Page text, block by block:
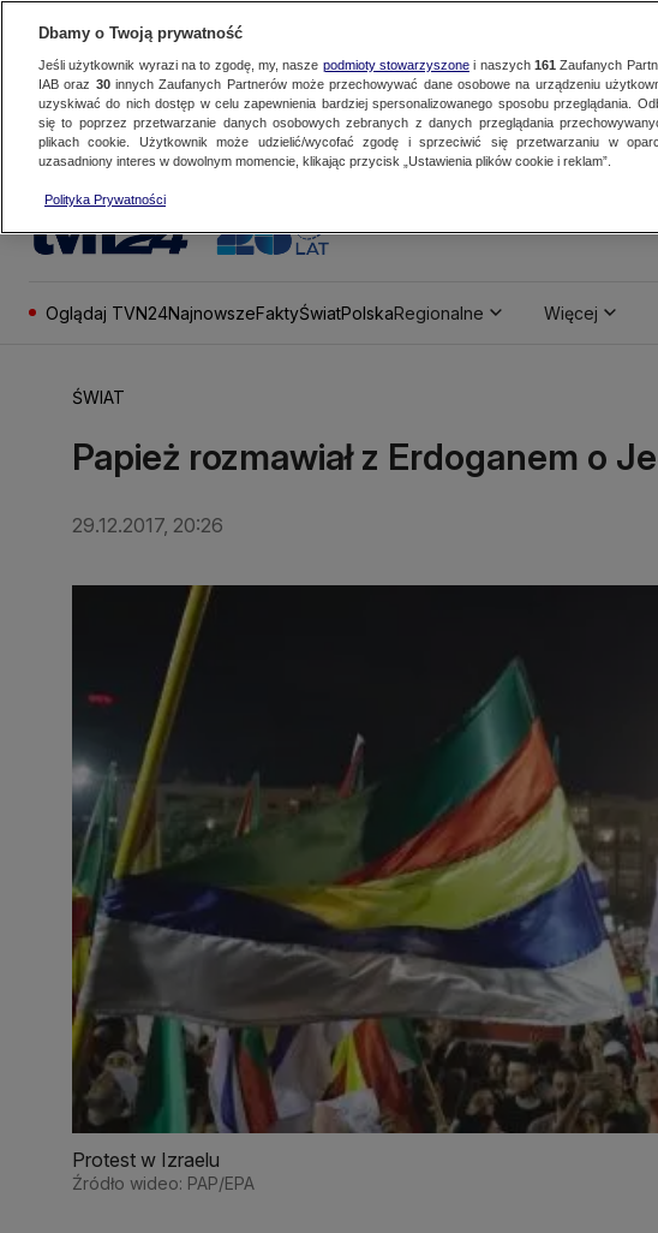
Oglądaj TVN24NajnowszeFaktyŚwiatPolskaRegionalne Więcej
ŚWIAT
Papież rozmawiał z Erdoganem o
29.12.2017, 20:26
Protest w Izraelu
Źródło wideo: PAP/EPA
Dbamy o Twoją prywatność
Jeśli użytkownik wyrazi na to zgodę, my, nasze podmioty stowarzyszonei naszych 161 Zaufanych
IAB oraz 30innych Zaufanych Partnerów może przechowywać dane osobowe na urządzeniu
uzyskiwać do nich dostęp w celu zapewnienia bardziej spersonalizowanego sposobu przeglądania.
się to poprzez przetwarzanie danych osobowych zebranych z danych przeglądania
plikach cookie. Użytkownik może udzielić/wycofać zgodę i sprzeciwić się przetwarzaniu w
uzasadniony interes w dowolnym momencie, klikając przycisk „Ustawienia plików cookie i reklam”.
Polityka Prywatności